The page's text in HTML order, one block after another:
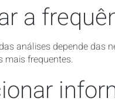
a
análises depende das
mais frequentes.